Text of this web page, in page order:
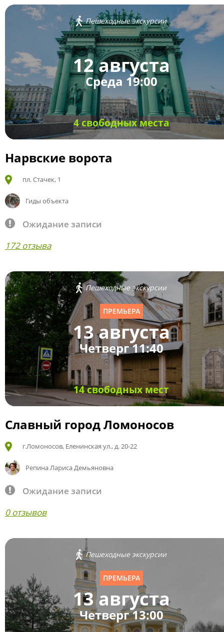
Пешеходные экскурсии
12 августа
Среда 19:00
4 свободных места
Нарвские ворота
пл. Стачек, 1
Гиды объекта
Ожидание записи
172 отзыва
Пешеходные экскурсии
ПРЕМЬЕРА
13 августа
Четверг 11:40
14 свободных мест
Славный город Ломоносов
г.Ломоносов, Еленинская ул., д. 20-22
Репина Лариса Демьяновна
Ожидание записи
0 отзывов
Пешеходные экскурсии
ПРЕМЬЕРА
13 августа
Четверг 13:00